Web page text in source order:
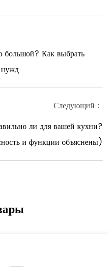
большой? Как выбрать
Следующий：
ли для вашей кухни?
и функции объяснены)